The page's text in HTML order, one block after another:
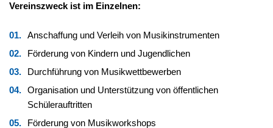
Vereinszweck ist im Einzelnen:
Anschaffung und Verleih von Musik­instrumenten
Förderung von Kindern und Jugendlichen
Durchführung von Musikwettbewerben
Organisation und Unterstützung von öffentlichen
Schülerauftritten
Förderung von Musikworkshops